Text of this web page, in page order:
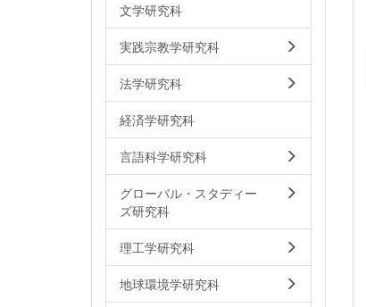
文学研究科
実践宗教学研究科
法学研究科
経済学研究科
言語科学研究科
グローバル・スタディー
ズ研究科
理工学研究科
地球環境学研究科